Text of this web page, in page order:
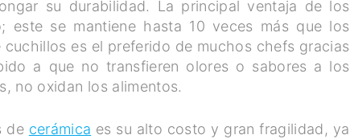
su durabilidad. La principal ventaja de los
este se mantiene hasta 10 veces más que los
es el preferido de muchos chefs gracias
a que no transfieren olores o sabores a los
no oxidan los alimentos.
de cerámica es su alto costo y gran fragilidad, ya